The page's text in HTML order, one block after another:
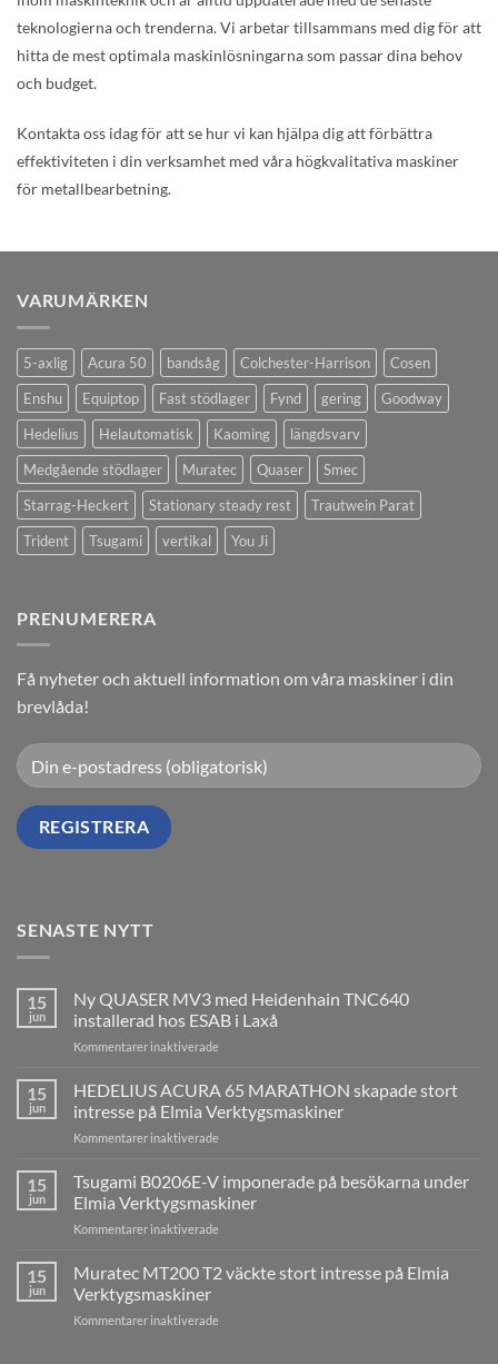
teknologierna och trenderna. Vi arbetar tillsammans med dig för att
hitta de mest optimala maskinlösningarna som passar dina behov
och budget.
Kontakta oss idag för att se hur vi kan hjälpa dig att förbättra
effektiviteten i din verksamhet med våra högkvalitativa maskiner
för metallbearbetning.
VARUMÄRKEN
5-axlig Acura 50 bandsåg Colchester-Harrison
Cosen
Enshu
Equiptop Fast stödlager Fynd gering
Goodway
Hedelius
Helautomatisk Kaoming
längdsvarv
Medgående stödlager
Muratec Quaser
Smec
Starrag-Heckert
Stationary steady rest
Trautwein Parat
Trident
Tsugami vertikal You Ji
PRENUMERERA
Få nyheter och aktuell information om våra maskiner i din
brevlåda!
SENASTE NYTT
15
jun
Ny QUASER MV3 med Heidenhain TNC640
installerad hos ESAB i Laxå
Kommentarer inaktiverade
QUASER
MV3
med
installerad
hos
15
jun
HEDELIUS ACURA 65 MARATHON skapade stort
intresse på Elmia Verktygsmaskiner
Kommentarer inaktiverade
ACURA
65
MARATHON
intresse
15
jun
Tsugami B0206E-V imponerade på besökarna under
Elmia Verktygsmaskiner
Kommentarer inaktiverade
B0206E-
V
15
jun
Muratec MT200 T2 väckte stort intresse på Elmia
Verktygsmaskiner
Kommentarer inaktiverade